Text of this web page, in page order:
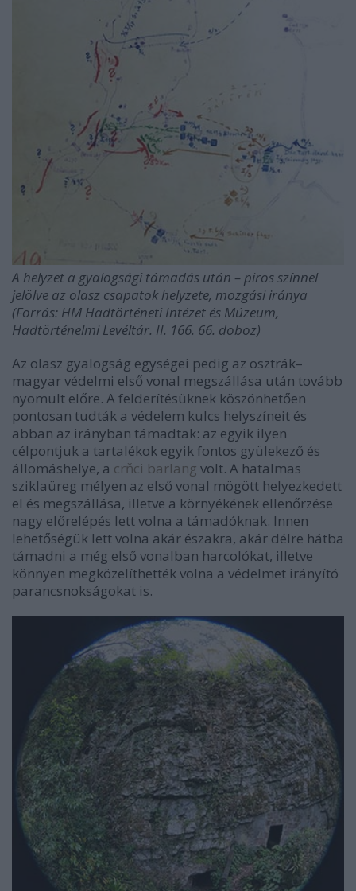
A helyzet a gyalogsági támadás után – piros színnel
jelölve az olasz csapatok helyzete, mozgási iránya
(Forrás: HM Hadtörténeti Intézet és Múzeum,
Hadtörténelmi Levéltár. II. 166. 66. doboz)
Az olasz gyalogság egységei pedig az osztrák–
magyar védelmi első vonal megszállása után tovább
nyomult előre. A felderítésüknek köszönhetően
pontosan tudták a védelem kulcs helyszíneit és
abban az irányban támadtak: az egyik ilyen
célpontjuk a tartalékok egyik fontos gyülekező és
állomáshelye, a crňci barlang volt. A hatalmas
sziklaüreg mélyen az első vonal mögött helyezkedett
el és megszállása, illetve a környékének ellenőrzése
nagy előrelépés lett volna a támadóknak. Innen
lehetőségük lett volna akár északra, akár délre hátba
támadni a még első vonalban harcolókat, illetve
könnyen megközelíthették volna a védelmet irányító
parancsnokságokat is.